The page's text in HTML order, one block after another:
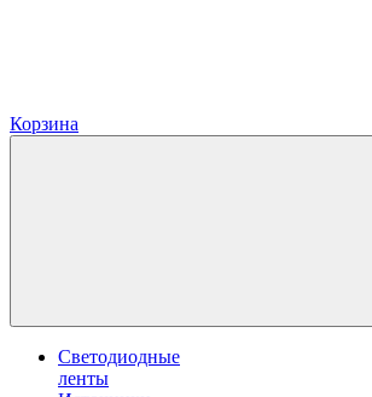
Корзина
Светодиодные
ленты